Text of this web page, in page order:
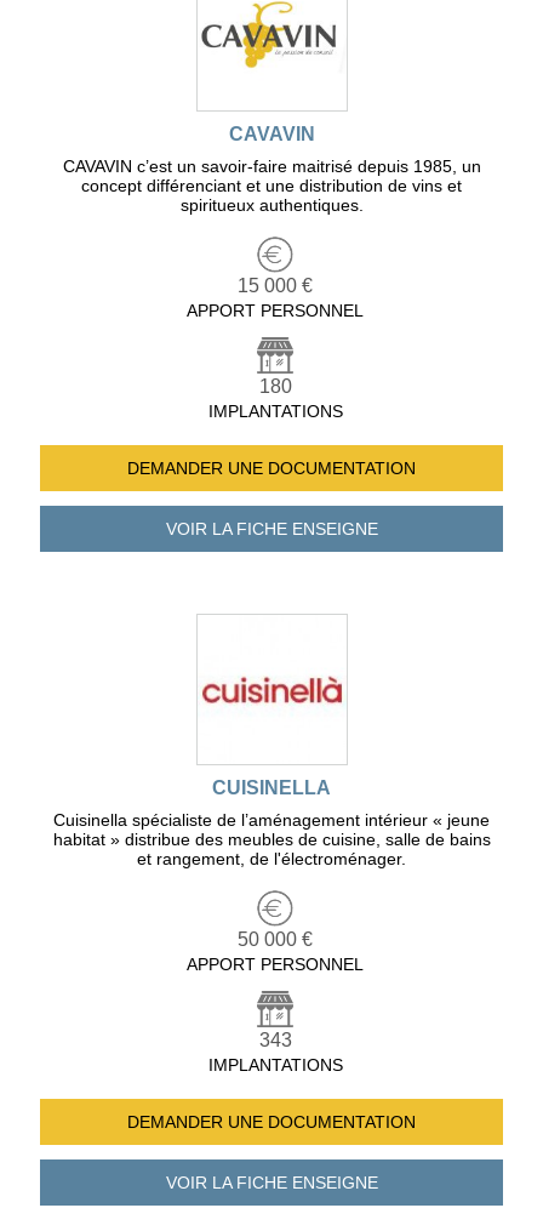
CAVAVIN
CAVAVIN c’est un savoir-faire maitrisé depuis 1985, un
concept différenciant et une distribution de vins et
spiritueux authentiques.
15 000 €
APPORT PERSONNEL
180
IMPLANTATIONS
DEMANDER UNE DOCUMENTATION
VOIR LA FICHEENSEIGNE
CUISINELLA
Cuisinella spécialiste de l’aménagement intérieur « jeune
habitat » distribue des meubles de cuisine, salle de bains
et rangement, de l'électroménager.
50 000 €
APPORT PERSONNEL
343
IMPLANTATIONS
DEMANDER UNE DOCUMENTATION
VOIR LA FICHEENSEIGNE